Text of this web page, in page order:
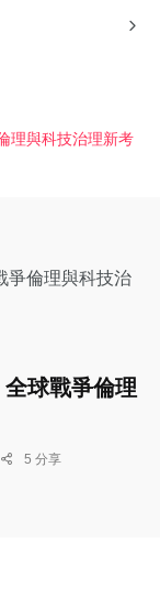
理與科技治理新考
球戰爭倫理
5 分享